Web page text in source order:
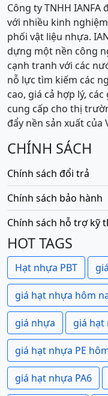
Công ty TNHH
với nhiều kinh
phối vật liệu nhựa.
dựng một nền công
cạnh tranh với các
nỗ lực tìm kiếm các
cao, giá cả hợp lý,
cung cấp cho thị
đẩy nền sản xuất của
CHÍNH SÁCH
Chính sách đổi trả
Chính sách bảo hành
Chính sách hỗ trợ kỹ
HOT TAGS
Hạt nhựa PBT
giá hạt nhựa hôm
giá nhựa giá hạt
giá hạt nhựa PE
giá hạt nhựa PA6